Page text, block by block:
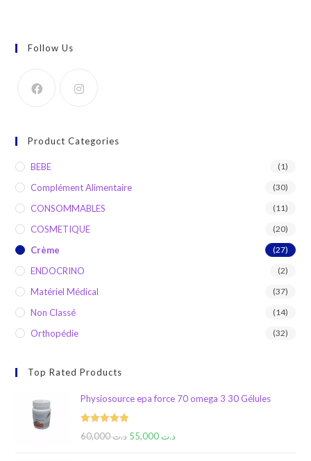
Follow Us
Product Categories
BEBE (1)
Complément Alimentaire (30)
CONSOMMABLES (11)
COSMETIQUE (20)
Crème (27)
ENDOCRINO (2)
Matériel Médical (37)
Non Classé (14)
Orthopédie (32)
Top Rated Products
Physiosource epa force 70 omega 3 30 Gélules
Rated 5.00د.ت60,000 د.ت